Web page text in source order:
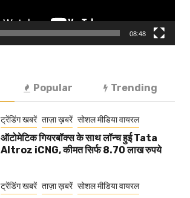
08:48
Popular Trending
ट्रेंडिंग खबरें ताज़ा ख़बरें सोशल मीडिया वायरल
ऑटोमेटिक गियरबॉक्स के साथ लॉन्च हुई Tata
Altroz iCNG, कीमत सिर्फ 8.70 लाख रुपये
ट्रेंडिंग खबरें ताज़ा ख़बरें सोशल मीडिया वायरल